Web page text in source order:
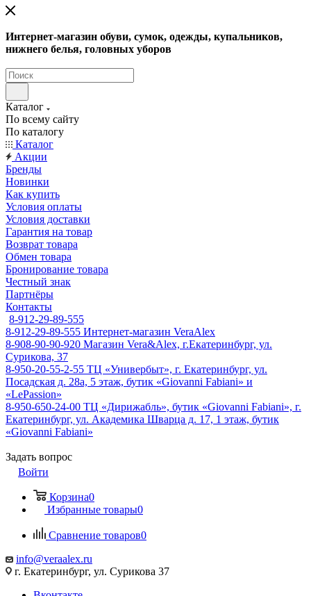
Интернет-магазин обуви, сумок, одежды, купальников,
нижнего белья, головных уборов
Каталог
По всему сайту
По каталогу
Каталог
Акции
Бренды
Новинки
Как купить
Условия оплаты
Условия доставки
Гарантия на товар
Возврат товара
Обмен товара
Бронирование товара
Честный знак
Партнёры
Контакты
8-912-29-89-555
8-912-29-89-555 Интернет-магазин VeraAlex
8-908-90-90-920 Магазин Vera&Alex, г.Екатеринбург, ул.
Сурикова, 37
8-950-20-55-2-55 ТЦ «Универбыт», г. Екатеринбург, ул.
Посадская д. 28а, 5 этаж, бутик «Giovanni Fabiani» и
«LePassion»
8-950-650-24-00 ТЦ «Дирижабль», бутик «Giovanni Fabiani», г.
Екатеринбург, ул. Академика Шварца д. 17, 1 этаж, бутик
«Giovanni Fabiani»
Задать вопрос
Войти
Корзина0
Избранные товары0
Сравнение товаров0
info@veraalex.ru
г. Екатеринбург, ул. Сурикова 37